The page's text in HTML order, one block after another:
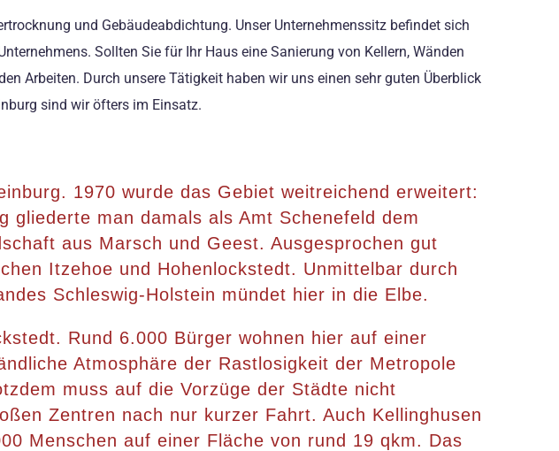
und Gebäudeabdichtung. Unser Unternehmenssitz befindet sich
Sollten Sie für Ihr Haus eine Sanierung von Kellern, Wänden
Arbeiten. Durch unsere Tätigkeit haben wir uns einen sehr guten Überblick
sind wir öfters im Einsatz.
1970 wurde das Gebiet weitreichend erweitert:
gliederte man damals als Amt Schenefeld dem
aus Marsch und Geest. Ausgesprochen gut
Itzehoe und Hohenlockstedt. Unmittelbar durch
Schleswig-Holstein mündet hier in die Elbe.
Rund 6.000 Bürger wohnen hier auf einer
Atmosphäre der Rastlosigkeit der Metropole
muss auf die Vorzüge der Städte nicht
Zentren nach nur kurzer Fahrt. Auch Kellinghusen
Menschen auf einer Fläche von rund 19 qkm. Das